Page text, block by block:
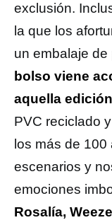
exclusión.
la que los
un embalaje
bolso viene
aquella edición
PVC reciclado
los más de
escenarios y
emociones
Rosalía,